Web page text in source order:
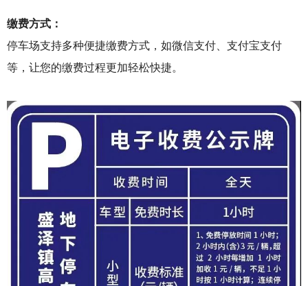
缴费方式：
停车场支持多种便捷缴费方式，如微信支付、支付宝支付
等，让您的缴费过程更加轻松快捷。